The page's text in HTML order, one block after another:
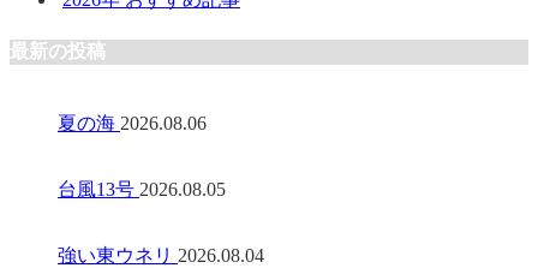
最新の投稿
夏の海 2026.08.06
台風13号 2026.08.05
強い東ウネリ 2026.08.04